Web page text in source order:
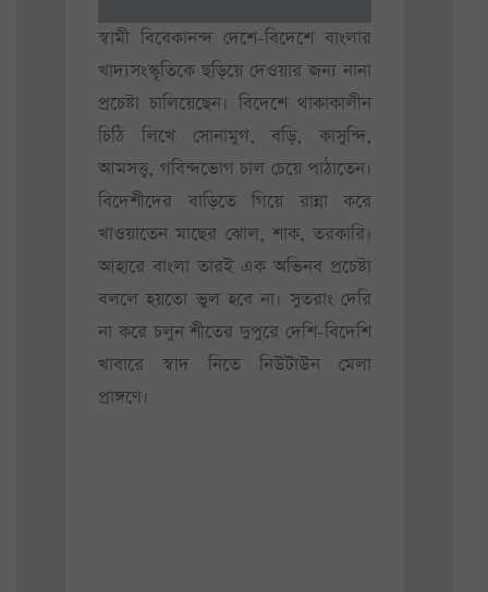
স্বামী বিবেকানন্দ দেশে-বিদেশে বাংলার
খাদ্যসংস্কৃতিকে ছড়িয়ে দেওয়ার জন্য নানা
প্রচেষ্টা চালিয়েছেন। বিদেশে থাকাকালীন
চিঠি লিখে সোনামুগ, বড়ি, কাসুন্দি,
আমসত্ত্ব, গবিন্দভোগ চাল চেয়ে পাঠাতেন।
বিদেশীদের বাড়িতে গিয়ে রান্না করে
খাওয়াতেন মাছের ঝোল, শাক, তরকারি।
আহারে বাংলা তারই এক অভিনব প্রচেষ্টা
বললে হয়তো ভুল হবে না। সুতরাং দেরি
না করে চলুন শীতের দুপুরে দেশি-বিদেশি
খাবারে স্বাদ নিতে নিউটাউন মেলা
প্রাঙ্গণে।